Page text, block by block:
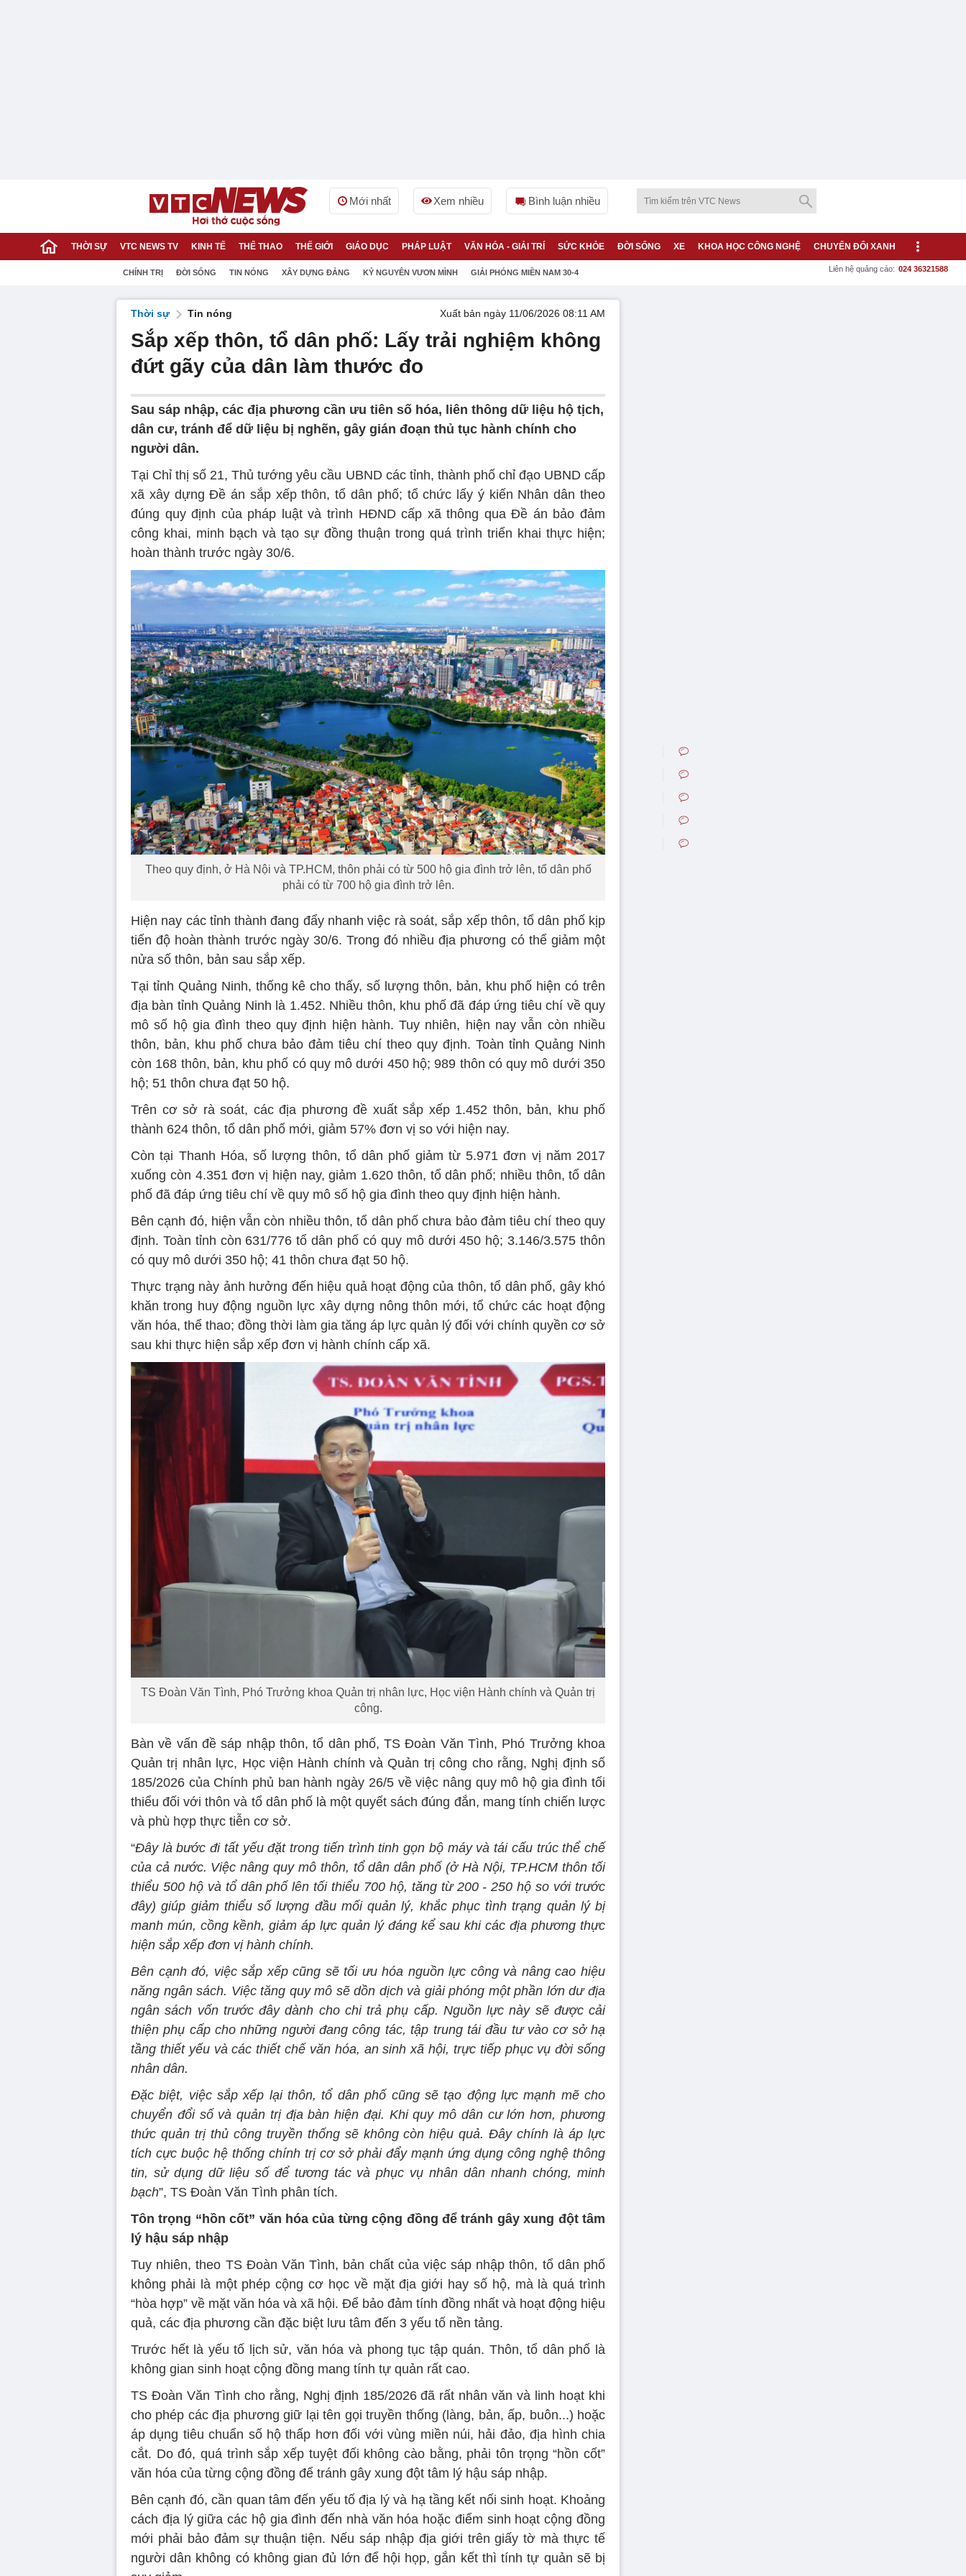
Mới nhất Xem nhiều Bình luận nhiều
THỜI SỰ VTC NEWS TV KINH TẾ THỂ THAO THẾ GIỚI GIÁO DỤC PHÁP LUẬT VĂN HÓA - GIẢI TRÍ SỨC KHỎE ĐỜI SỐNG XE KHOA HỌC CÔNG NGHỆ CHUYỂN ĐỔI XANH
CHÍNH TRỊ ĐỜI SỐNG TIN NÓNG XÂY DỰNG ĐẢNG KỶ NGUYÊN VƯƠN MÌNH GIẢI PHÓNG MIỀN NAM 30-4 Liên hệ quảng cáo: 024 36321588
Thời sự Tin nóng Xuất bản ngày 11/06/2026 08:11 AM
Sắp xếp thôn, tổ dân phố: Lấy trải nghiệm không
đứt gãy của dân làm thước đo
Sau sáp nhập, các địa phương cần ưu tiên số hóa, liên thông dữ liệu hộ tịch,
dân cư, tránh để dữ liệu bị nghẽn, gây gián đoạn thủ tục hành chính cho
người dân.
Tại Chỉ thị số 21, Thủ tướng yêu cầu UBND các tỉnh, thành phố chỉ đạo UBND cấp
xã xây dựng Đề án sắp xếp thôn, tổ dân phố; tổ chức lấy ý kiến Nhân dân theo
đúng quy định của pháp luật và trình HĐND cấp xã thông qua Đề án bảo đảm
công khai, minh bạch và tạo sự đồng thuận trong quá trình triển khai thực hiện;
hoàn thành trước ngày 30/6.
Theo quy định, ở Hà Nội và TP.HCM, thôn phải có từ 500 hộ gia đình trở lên, tổ dân phố
phải có từ 700 hộ gia đình trở lên.
Hiện nay các tỉnh thành đang đẩy nhanh việc rà soát, sắp xếp thôn, tổ dân phố kịp
tiến độ hoàn thành trước ngày 30/6. Trong đó nhiều địa phương có thể giảm một
nửa số thôn, bản sau sắp xếp.
Tại tỉnh Quảng Ninh, thống kê cho thấy, số lượng thôn, bản, khu phố hiện có trên
địa bàn tỉnh Quảng Ninh là 1.452. Nhiều thôn, khu phố đã đáp ứng tiêu chí về quy
mô số hộ gia đình theo quy định hiện hành. Tuy nhiên, hiện nay vẫn còn nhiều
thôn, bản, khu phố chưa bảo đảm tiêu chí theo quy định. Toàn tỉnh Quảng Ninh
còn 168 thôn, bản, khu phố có quy mô dưới 450 hộ; 989 thôn có quy mô dưới 350
hộ; 51 thôn chưa đạt 50 hộ.
Trên cơ sở rà soát, các địa phương đề xuất sắp xếp 1.452 thôn, bản, khu phố
thành 624 thôn, tổ dân phố mới, giảm 57% đơn vị so với hiện nay.
Còn tại Thanh Hóa, số lượng thôn, tổ dân phố giảm từ 5.971 đơn vị năm 2017
xuống còn 4.351 đơn vị hiện nay, giảm 1.620 thôn, tổ dân phố; nhiều thôn, tổ dân
phố đã đáp ứng tiêu chí về quy mô số hộ gia đình theo quy định hiện hành.
Bên cạnh đó, hiện vẫn còn nhiều thôn, tổ dân phố chưa bảo đảm tiêu chí theo quy
định. Toàn tỉnh còn 631/776 tổ dân phố có quy mô dưới 450 hộ; 3.146/3.575 thôn
có quy mô dưới 350 hộ; 41 thôn chưa đạt 50 hộ.
Thực trạng này ảnh hưởng đến hiệu quả hoạt động của thôn, tổ dân phố, gây khó
khăn trong huy động nguồn lực xây dựng nông thôn mới, tổ chức các hoạt động
văn hóa, thể thao; đồng thời làm gia tăng áp lực quản lý đối với chính quyền cơ sở
sau khi thực hiện sắp xếp đơn vị hành chính cấp xã.
TS Đoàn Văn Tình, Phó Trưởng khoa Quản trị nhân lực, Học viện Hành chính và Quản trị
công.
Bàn về vấn đề sáp nhập thôn, tổ dân phố, TS Đoàn Văn Tình, Phó Trưởng khoa
Quản trị nhân lực, Học viện Hành chính và Quản trị công cho rằng, Nghị định số
185/2026 của Chính phủ ban hành ngày 26/5 về việc nâng quy mô hộ gia đình tối
thiểu đối với thôn và tổ dân phố là một quyết sách đúng đắn, mang tính chiến lược
và phù hợp thực tiễn cơ sở.
“Đây là bước đi tất yếu đặt trong tiến trình tinh gọn bộ máy và tái cấu trúc thể chế
của cả nước. Việc nâng quy mô thôn, tổ dân dân phố (ở Hà Nội, TP.HCM thôn tối
thiểu 500 hộ và tổ dân phố lên tối thiểu 700 hộ, tăng từ 200 - 250 hộ so với trước
đây) giúp giảm thiểu số lượng đầu mối quản lý, khắc phục tình trạng quản lý bị
manh mún, cồng kềnh, giảm áp lực quản lý đáng kể sau khi các địa phương thực
hiện sắp xếp đơn vị hành chính.
Bên cạnh đó, việc sắp xếp cũng sẽ tối ưu hóa nguồn lực công và nâng cao hiệu
năng ngân sách. Việc tăng quy mô sẽ dồn dịch và giải phóng một phần lớn dư địa
ngân sách vốn trước đây dành cho chi trả phụ cấp. Nguồn lực này sẽ được cải
thiện phụ cấp cho những người đang công tác, tập trung tái đầu tư vào cơ sở hạ
tầng thiết yếu và các thiết chế văn hóa, an sinh xã hội, trực tiếp phục vụ đời sống
nhân dân.
Đặc biệt, việc sắp xếp lại thôn, tổ dân phố cũng sẽ tạo động lực mạnh mẽ cho
chuyển đổi số và quản trị địa bàn hiện đại. Khi quy mô dân cư lớn hơn, phương
thức quản trị thủ công truyền thống sẽ không còn hiệu quả. Đây chính là áp lực
tích cực buộc hệ thống chính trị cơ sở phải đẩy mạnh ứng dụng công nghệ thông
tin, sử dụng dữ liệu số để tương tác và phục vụ nhân dân nhanh chóng, minh
bạch”, TS Đoàn Văn Tình phân tích.
Tôn trọng “hồn cốt” văn hóa của từng cộng đồng để tránh gây xung đột tâm
lý hậu sáp nhập
Tuy nhiên, theo TS Đoàn Văn Tình, bản chất của việc sáp nhập thôn, tổ dân phố
không phải là một phép cộng cơ học về mặt địa giới hay số hộ, mà là quá trình
“hòa hợp” về mặt văn hóa và xã hội. Để bảo đảm tính đồng nhất và hoạt động hiệu
quả, các địa phương cần đặc biệt lưu tâm đến 3 yếu tố nền tảng.
Trước hết là yếu tố lịch sử, văn hóa và phong tục tập quán. Thôn, tổ dân phố là
không gian sinh hoạt cộng đồng mang tính tự quản rất cao.
TS Đoàn Văn Tình cho rằng, Nghị định 185/2026 đã rất nhân văn và linh hoạt khi
cho phép các địa phương giữ lại tên gọi truyền thống (làng, bản, ấp, buôn...) hoặc
áp dụng tiêu chuẩn số hộ thấp hơn đối với vùng miền núi, hải đảo, địa hình chia
cắt. Do đó, quá trình sắp xếp tuyệt đối không cào bằng, phải tôn trọng “hồn cốt”
văn hóa của từng cộng đồng để tránh gây xung đột tâm lý hậu sáp nhập.
Bên cạnh đó, cần quan tâm đến yếu tố địa lý và hạ tầng kết nối sinh hoạt. Khoảng
cách địa lý giữa các hộ gia đình đến nhà văn hóa hoặc điểm sinh hoạt cộng đồng
mới phải bảo đảm sự thuận tiện. Nếu sáp nhập địa giới trên giấy tờ mà thực tế
người dân không có không gian đủ lớn để hội họp, gắn kết thì tính tự quản sẽ bị